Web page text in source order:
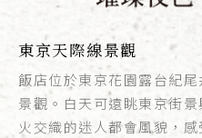
東京天際線景觀
飯店位於東京花園露台紀
景觀。白天可遠眺東京街
火交織的迷人都會風貌，